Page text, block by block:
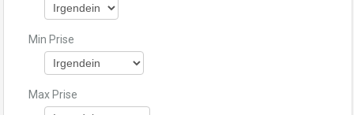
Min Prise
Max Prise